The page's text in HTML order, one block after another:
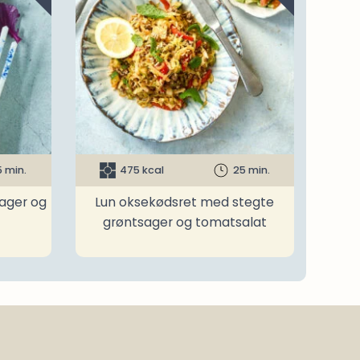
min.
og
475 kcal 25 min.
Lun oksekødsret med stegte
grøntsager og tomatsalat